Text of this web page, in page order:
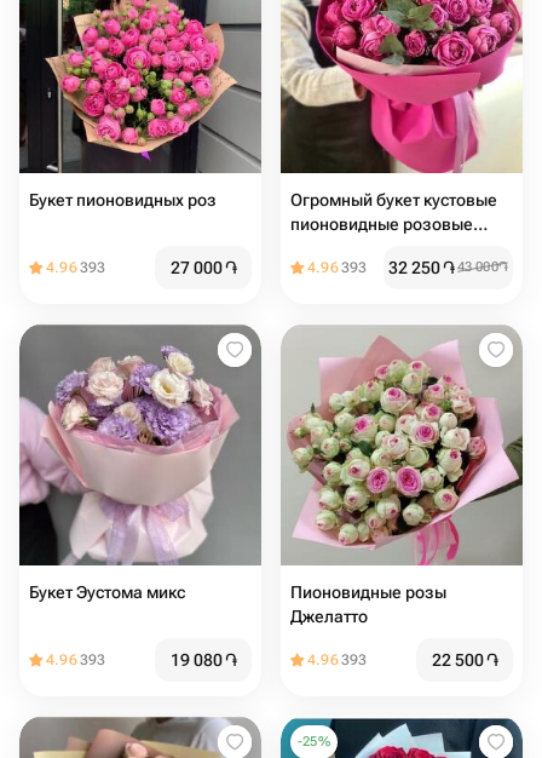
Букет пионовидных роз
4.96393 27 000֏
Огромный букет кустовые
пионовидные розовые
4.96393 32 250֏43 000֏
Букет Эустома микс
4.96393 19 080֏
Пионовидные розы
Джелатто
4.96393 22 500֏
-25%